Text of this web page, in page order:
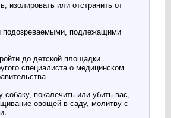
изолировать или отстранить от
подозреваемыми, подлежащими
до детской площадки
специалиста о медицинском
покалечить или убить вас,
овощей в саду, молитву с